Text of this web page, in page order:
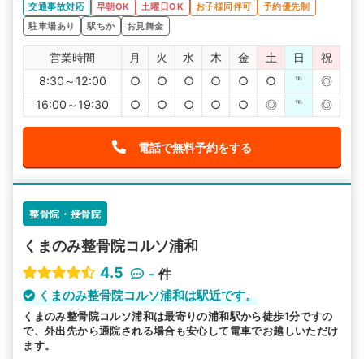
交通事故対応 早朝OK 土曜日OK お子様同伴可
予約優先制
駐車場あり
駅ちか お見舞金
営業時間 月 火 水 木 金 土 日
祝
8:30～12:00
○ ○ ○ ○ ○ ○ ℡
◎
16:00～19:30
○ ○ ○ ○ ○ ◎ ℡ ◎
電話で無料予約をする
整骨院・接骨院
くまのみ整骨院コルソ浦和
4.5
- 件
くまのみ整骨院コルソ浦和は駅近です。
くまのみ整骨院コルソ浦和は最寄りの浦和駅から徒歩1分ですの
で、外出先から通院される場合も安心して電車でお越しいただけ
ます。